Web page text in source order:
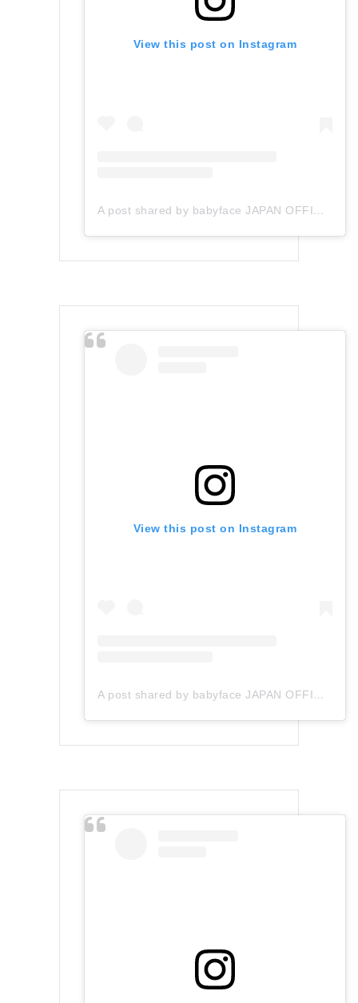
View this post on Instagram
A post shared by babyface JAPAN OFFICIAL (@babyface_japan)
View this post on Instagram
A post shared by babyface JAPAN OFFICIAL (@babyface_japan)